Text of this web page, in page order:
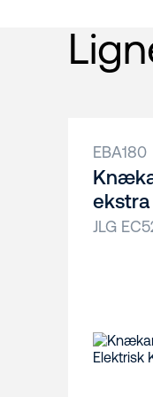
EBA180
JLG